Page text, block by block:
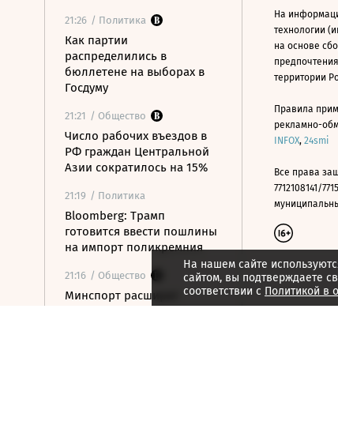
21:26 / Политика
Как партии
распределились в
бюллетене на выборах в
Госдуму
21:21 / Общество
Число рабочих въездов в
РФ граждан Центральной
Азии сократилось на 15%
21:19 / Политика
Bloomberg: Трамп
готовится ввести пошлины
на импорт поликремния
21:16 / Общество
Минспорт расширит
На нашем сайте
сайтом, вы подтверждаете
соответствии с Политикой в
На
технологии
на основе
территории
Правила
рекламно-
INFOX, 24smi
Все права
7712108141/